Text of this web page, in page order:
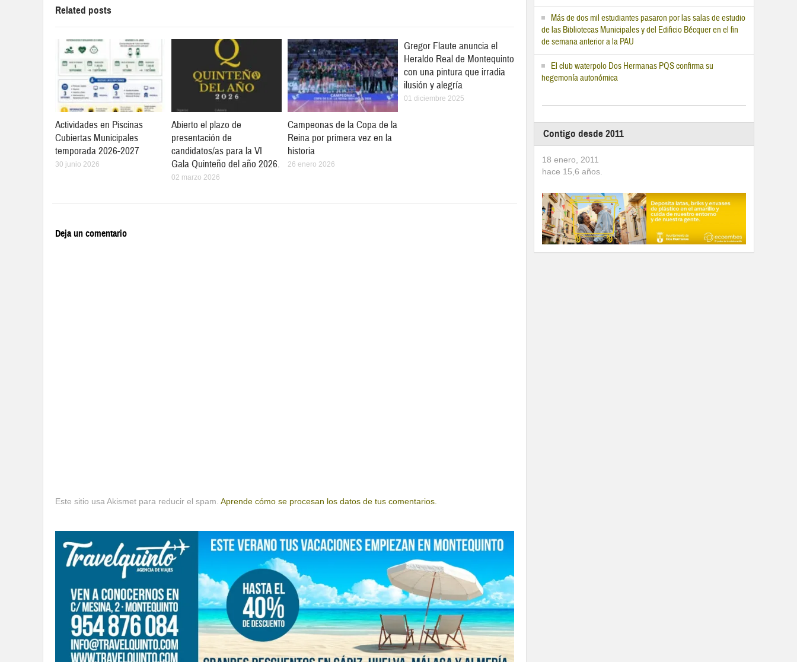
Related posts
Actividades en Piscinas
Cubiertas Municipales
temporada 2026-2027
30 junio 2026
Abierto el plazo de
presentación de
candidatos/as para la VI
Gala Quinteño del año 2026.
02 marzo 2026
Campeonas de la Copa de la
Reina por primera vez en la
historia
26 enero 2026
Gregor Flaute anuncia el
Heraldo Real de Montequinto
con una pintura que irradia
ilusión y alegría
01 diciembre 2025
Deja un comentario
Este sitio usa Akismet para reducir el spam. Aprende cómo se procesan los datos de tus comentarios.
Más de dos mil estudiantes pasaron por las salas de estudio
de las Bibliotecas Municipales y del Edificio Bécquer en el fin
de semana anterior a la PAU
El club waterpolo Dos Hermanas PQS confirma su
hegemonía autonómica
Contigo desde 2011
18 enero, 2011
hace 15,6 años.